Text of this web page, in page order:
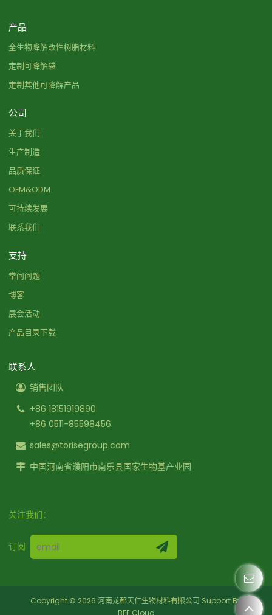
产品
全生物降解改性树脂材料
定制可降解袋
定制其他可降解产品
公司
关于我们
生产制造
品质保证
OEM&ODM
可持续发展
联系我们
支持
常问问题
博客
展会活动
产品目录下载
联系人
销售团队
+86 18151919890
+86 0511-85598456
sales@torisegroup.com
中国河南省濮阳市南乐县国家生物基产业园
关注我们：
订阅
Copyright © 2026 河南龙都天仁生物材料有限公司 Support By